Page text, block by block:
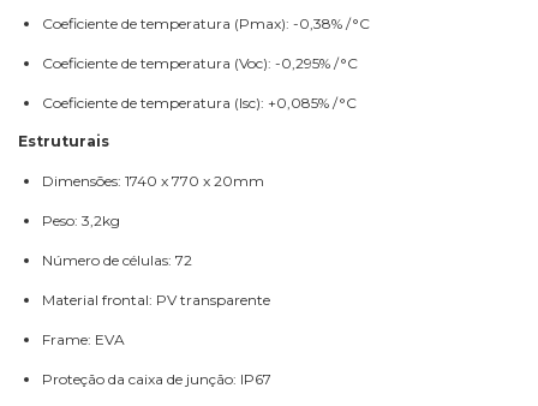
Coeficiente de temperatura (Pmax): -0,38% /°C
Coeficiente de temperatura (Voc): -0,295% /°C
Coeficiente de temperatura (Isc): +0,085% /°C
Estruturais
Dimensões: 1740 x 770 x 20mm
Peso: 3,2kg
Número de células: 72
Material frontal: PV transparente
Frame: EVA
Proteção da caixa de junção: IP67